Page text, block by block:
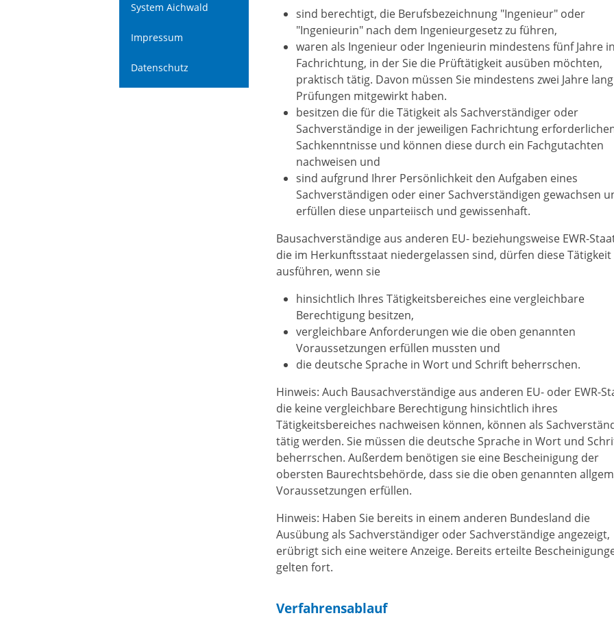
System Aichwald
Impressum
Datenschutz
sind berechtigt, die Berufsbezeichnung "Ingenieur" oder
"Ingenieurin" nach dem Ingenieurgesetz zu führen,
waren als Ingenieur oder Ingenieurin mindestens fünf Jahre
Fachrichtung, in der Sie die Prüftätigkeit ausüben möchten,
praktisch tätig. Davon müssen Sie mindestens zwei Jahre
Prüfungen mitgewirkt haben.
besitzen die für die Tätigkeit als Sachverständiger oder
Sachverständige in der jeweiligen Fachrichtung
Sachkenntnisse und können diese durch ein Fachgutachten
nachweisen und
sind aufgrund Ihrer Persönlichkeit den Aufgaben eines
Sachverständigen oder einer Sachverständigen gewachsen
erfüllen diese unparteiisch und gewissenhaft.
Bausachverständige aus anderen EU- beziehungsweise EWR-
die im Herkunftsstaat niedergelassen sind, dürfen diese Tätigkeit
ausführen, wenn sie
hinsichtlich Ihres Tätigkeitsbereiches eine vergleichbare
Berechtigung besitzen,
vergleichbare Anforderungen wie die oben genannten
Voraussetzungen erfüllen mussten und
die deutsche Sprache in Wort und Schrift beherrschen.
Hinweis: Auch Bausachverständige aus anderen EU- oder EWR-
die keine vergleichbare Berechtigung hinsichtlich ihres
Tätigkeitsbereiches nachweisen können, können als
tätigwerden. Sie müssen die deutsche Sprache in Wort und
beherrschen. Außerdem benötigen sie eine Bescheinigung der
obersten Baurechtsbehörde, dass sie die oben genannten
Voraussetzungen erfüllen.
Hinweis: Haben Sie bereits in einem anderen Bundesland die
Ausübung als Sachverständiger oder Sachverständige angezeigt,
erübrigt sich eine weitere Anzeige. Bereits erteilte
gelten fort.
Verfahrensablauf